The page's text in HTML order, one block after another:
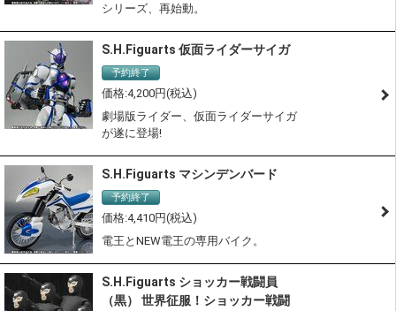
シリーズ、再始動。
S.H.Figuarts 仮面ライダーサイガ
予約終了
4,200
劇場版ライダー、仮面ライダーサイガ
が遂に登場!
S.H.Figuarts マシンデンバード
予約終了
4,410
電王とNEW電王の専用バイク。
S.H.Figuarts ショッカー戦闘員
（黒） 世界征服！ショッカー戦闘